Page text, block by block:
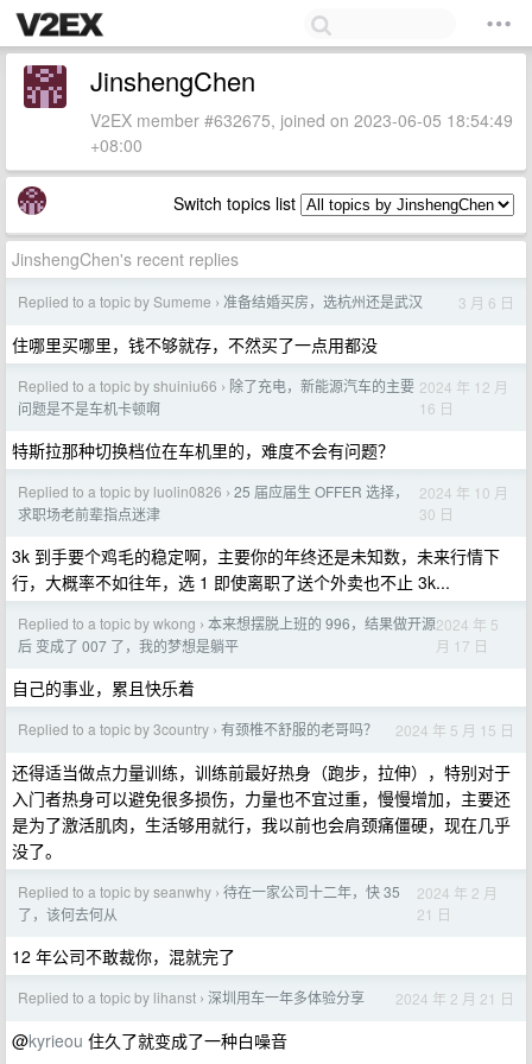
JinshengChen
V2EX member #632675, joined on 2023-06-05 18:54:49
+08:00
Switch topics list
JinshengChen's recent replies
Replied to a topic by Sumeme › 准备结婚买房，选杭州还是武汉 3 月 6 日
住哪里买哪里，钱不够就存，不然买了一点用都没
Replied to a topic by shuiniu66 › 除了充电，新能源汽车的主要
问题是不是车机卡顿啊
2024 年 12 月
16 日
特斯拉那种切换档位在车机里的，难度不会有问题？
Replied to a topic by luolin0826 › 25 届应届生 OFFER 选择，
求职场老前辈指点迷津
2024 年 10 月
30 日
3k 到手要个鸡毛的稳定啊，主要你的年终还是未知数，未来行情下
行，大概率不如往年，选 1 即使离职了送个外卖也不止 3k...
Replied to a topic by wkong › 本来想摆脱上班的 996，结果做开源
后 变成了 007 了，我的梦想是躺平
2024 年 5
月 17 日
自己的事业，累且快乐着
Replied to a topic by 3country › 有颈椎不舒服的老哥吗？ 2024 年 5 月 15 日
还得适当做点力量训练，训练前最好热身（跑步，拉伸），特别对于
入门者热身可以避免很多损伤，力量也不宜过重，慢慢增加，主要还
是为了激活肌肉，生活够用就行，我以前也会肩颈痛僵硬，现在几乎
没了。
Replied to a topic by seanwhy › 待在一家公司十二年，快 35
了，该何去何从
2024 年 2 月
21 日
12 年公司不敢裁你，混就完了
Replied to a topic by lihanst › 深圳用车一年多体验分享 2024 年 2 月 21 日
@kyrieou 住久了就变成了一种白噪音